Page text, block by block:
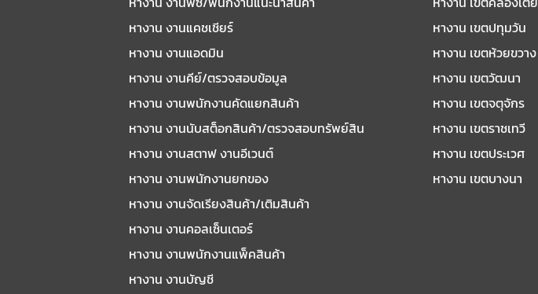
หางาน งานแคชเชียร์
หางาน งานแอดมิน
หางาน งานคีย์/ตรวจสอบข้อมูล
หางาน งานพนักงานคัดแยกสินค้า
หางาน งานนับสต็อกสินค้า/ตรวจสอบทรัพย์สิน
หางาน งานสตาฟ งานอีเวนต์
หางาน งานพนักงานยกของ
หางาน งานจัดเรียงสินค้า/เติมสินค้า
หางาน งานคอลเซ็นเตอร์
หางาน งานพนักงานแพ็คสินค้า
หางาน งานบัญชี
หางาน เขตปทุมวัน
หางาน เขตห้วยขวาง
หางาน เขตวัฒนา
หางาน เขตจตุจักร
หางาน เขตราชเทวี
หางาน เขตประเวศ
หางาน เขตบางนา